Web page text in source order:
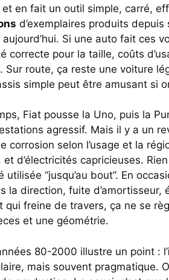
et en fait un outil simple, carré,
d’exemplaires produits
Si une auto fait ces
correcte pour la taille, coûts
Sur route, ça reste une voiture
simple peut être amusant si
Fiat pousse la Uno, puis la
agressif. Mais il y a un
corrosion selon l’usage et la
d’électricités capricieuses.
utilisée “jusqu’au bout”. En
la direction, fuite
qui freine de travers, ça ne se
et une géométrie.
80-2000 illustre un point : l’
mais souvent pragmatique.